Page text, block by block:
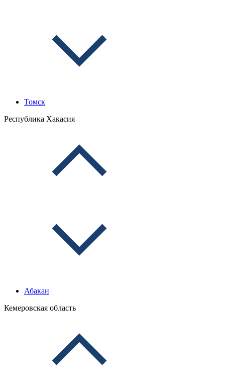
Томск
Республика Хакасия
Абакан
Кемеровская область